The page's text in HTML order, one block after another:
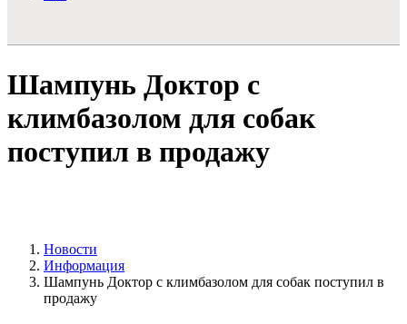
Шампунь Доктор с
климбазолом для собак
поступил в продажу
Новости
Информация
Шампунь Доктор с климбазолом для собак поступил в
продажу